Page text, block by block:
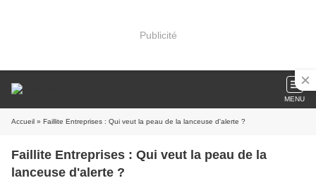
Publicité
MENU
Accueil » Faillite Entreprises : Qui veut la peau de la lanceuse d'alerte ?
Faillite Entreprises : Qui veut la peau de la
lanceuse d'alerte ?